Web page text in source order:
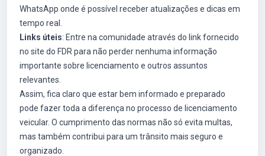
WhatsApp onde é possível receber atualizações e dicas em
tempo real.
Links úteis: Entre na comunidade através do link fornecido
no site do FDR para não perder nenhuma informação
importante sobre licenciamento e outros assuntos
relevantes.
Assim, fica claro que estar bem informado e preparado
pode fazer toda a diferença no processo de licenciamento
veicular. O cumprimento das normas não só evita multas,
mas também contribui para um trânsito mais seguro e
organizado.